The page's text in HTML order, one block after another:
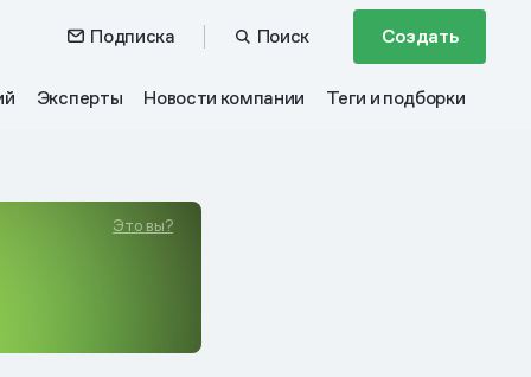
Подписка Поиск Создать
Эксперты Новости компании Теги и подборки
Это вы?